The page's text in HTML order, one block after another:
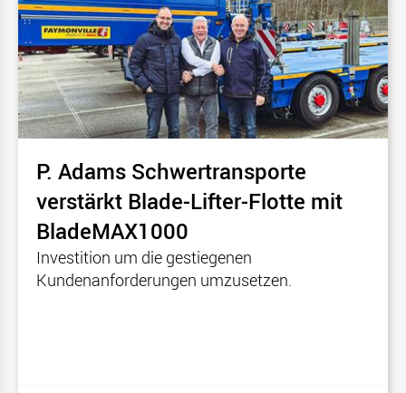
P. Adams Schwertransporte
verstärkt Blade-Lifter-Flotte mit
BladeMAX1000
Investition um die gestiegenen
Kundenanforderungen umzusetzen.